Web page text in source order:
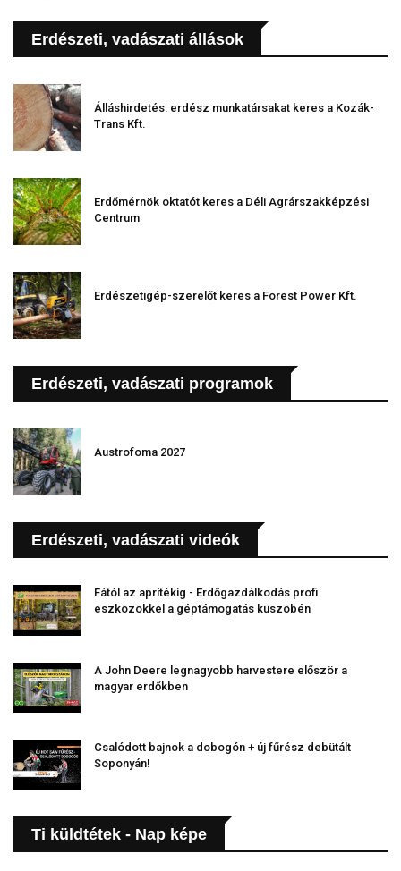
Erdészeti, vadászati állások
Álláshirdetés: erdész munkatársakat keres a Kozák-
Trans Kft.
Erdőmérnök oktatót keres a Déli Agrárszakképzési
Centrum
Erdészetigép-szerelőt keres a Forest Power Kft.
Erdészeti, vadászati programok
Austrofoma 2027
Erdészeti, vadászati videók
Fától az aprítékig - Erdőgazdálkodás profi
eszközökkel a géptámogatás küszöbén
A John Deere legnagyobb harvestere először a
magyar erdőkben
Csalódott bajnok a dobogón + új fűrész debütált
Soponyán!
Ti küldtétek - Nap képe